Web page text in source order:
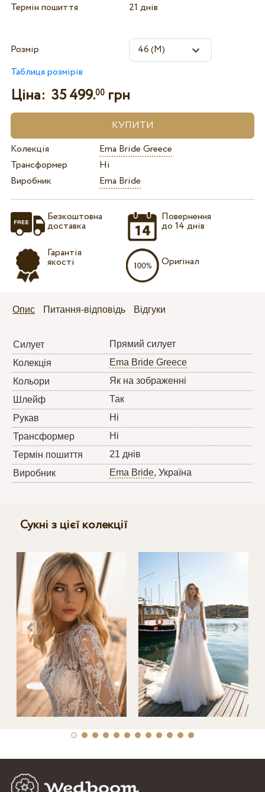
Термін пошиття
21 днів
Розмір
Таблиця розмірів
Ціна: 35 499.00грн
Колекція
Ema Bride Greece
Трансформер
Ні
Виробник
Ema Bride
Безкоштовна
доставка
Гарантія
якості
Повернення
до 14 днів
Оригінал
Опис Питання-відповідь Відгуки
Силует
Прямий силует
Колекція
Ema Bride Greece
Кольори
Як на зображенні
Шлейф
Так
Рукав
Ні
Трансформер
Ні
Термін пошиття
21 днів
Виробник
Ema Bride, Україна
Сукні з цієї колекції